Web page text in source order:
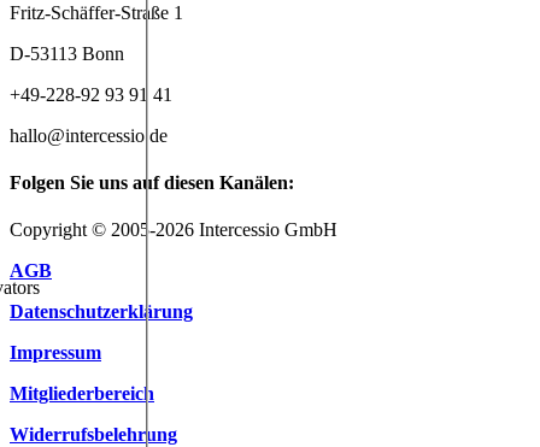
Fritz-Schäffer-Straße 1
D-53113 Bonn
+49-228-92 93 91 41
hallo@intercessio.de
Folgen Sie uns auf diesen Kanälen:
Copyright © 2005-2026 Intercessio GmbH
AGB
Datenschutzerklärung
Impressum
Mitgliederbereich
Widerrufsbelehrung